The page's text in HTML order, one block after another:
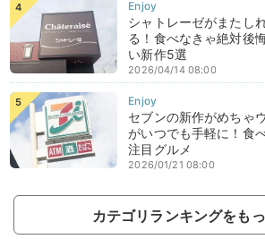
シャトレーゼがまたし
る！食べなきゃ絶対後
い新作5選
2026/04/14 08:00
セブンの新作がめちゃ
がいつでも手軽に！食
注目グルメ
2026/01/21 08:00
カテゴリランキングをも